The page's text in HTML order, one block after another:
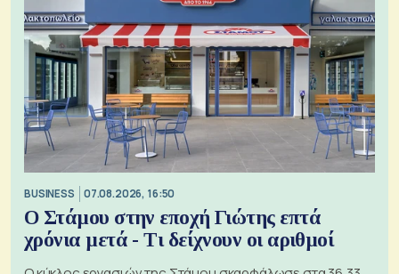
BUSINESS 07.08.2026, 16:50
Ο Στάμου στην εποχή Γιώτης επτά
χρόνια μετά - Τι δείχνουν οι αριθμοί